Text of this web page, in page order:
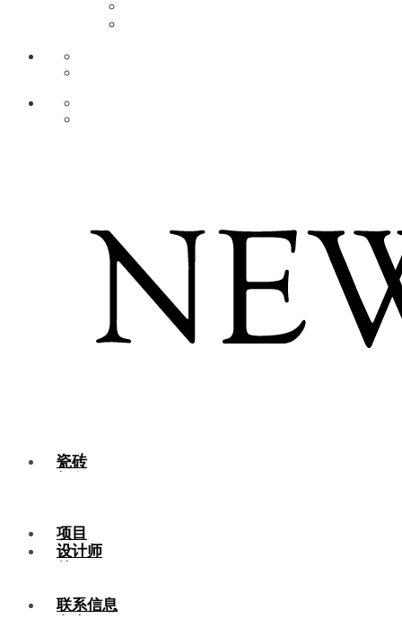
瓷砖
项目
设计师
联系信息